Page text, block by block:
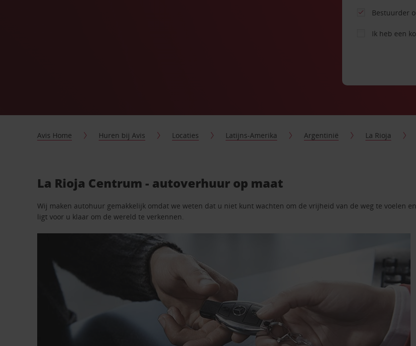
Bestuurder
Ik heb een
Avis Home Huren bij Avis Locaties Latijns-Amerika Argentinië La Rioja
La Rioja Centrum - autoverhuur op maat
Wij maken autohuur gemakkelijk omdat we weten dat u niet kunt wachten om de vrijheid van de weg te voelen
ligt voor u klaar om de wereld te verkennen.